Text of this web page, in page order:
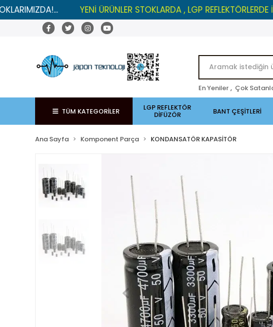
YENİ ÜRÜNLER STOKLARDA , LGP REFLEKTÖRLERDE
En Yeniler , Çok
TÜM KATEGORİLER LGP REFLEKTÖR
DİFÜZÖR BANT ÇEŞİTLERİ
Ana Sayfa Komponent Parça KONDANSATÖR KAPASİTÖR